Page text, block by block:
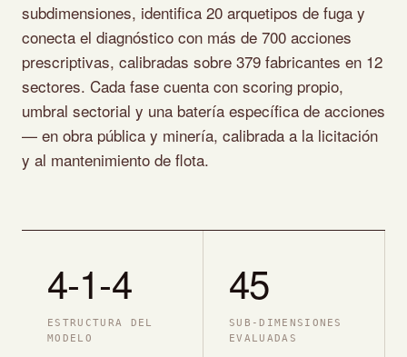
subdimensiones, identifica 20 arquetipos de fuga y
conecta el diagnóstico con más de 700 acciones
prescriptivas, calibradas sobre 379 fabricantes en 12
sectores. Cada fase cuenta con scoring propio,
umbral sectorial y una batería específica de acciones
— en obra pública y minería, calibrada a la licitación
y al mantenimiento de flota.
4-1-4
ESTRUCTURA DEL
MODELO
45
SUB-DIMENSIONES
EVALUADAS